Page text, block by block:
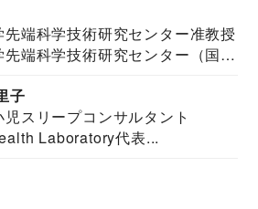
先端科学技術研究センター准教授
先端科学技術研究センター（国際
子
児スリープコンサルタント
Laboratory代表...